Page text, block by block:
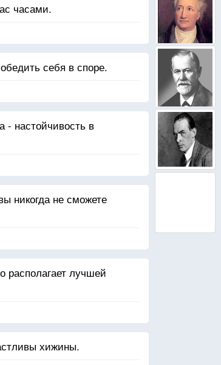
часами.
себя в споре.
- настойчивость в
никогда не сможете
располагает лучшей
хижины.